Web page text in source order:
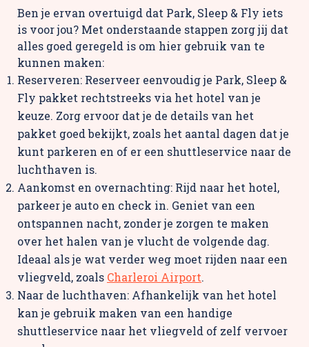
Ben je ervan overtuigd dat Park, Sleep & Fly iets
is voor jou? Met onderstaande stappen zorg jij dat
alles goed geregeld is om hier gebruik van te
kunnen maken:
Reserveren: Reserveer eenvoudig je Park, Sleep &
Fly pakket rechtstreeks via het hotel van je
keuze. Zorg ervoor dat je de details van het
pakket goed bekijkt, zoals het aantal dagen dat je
kunt parkeren en of er een shuttleservice naar de
luchthaven is.
Aankomst en overnachting: Rijd naar het hotel,
parkeer je auto en check in. Geniet van een
ontspannen nacht, zonder je zorgen te maken
over het halen van je vlucht de volgende dag.
Ideaal als je wat verder weg moet rijden naar een
vliegveld, zoals Charleroi Airport.
Naar de luchthaven: Afhankelijk van het hotel
kan je gebruik maken van een handige
shuttleservice naar het vliegveld of zelf vervoer